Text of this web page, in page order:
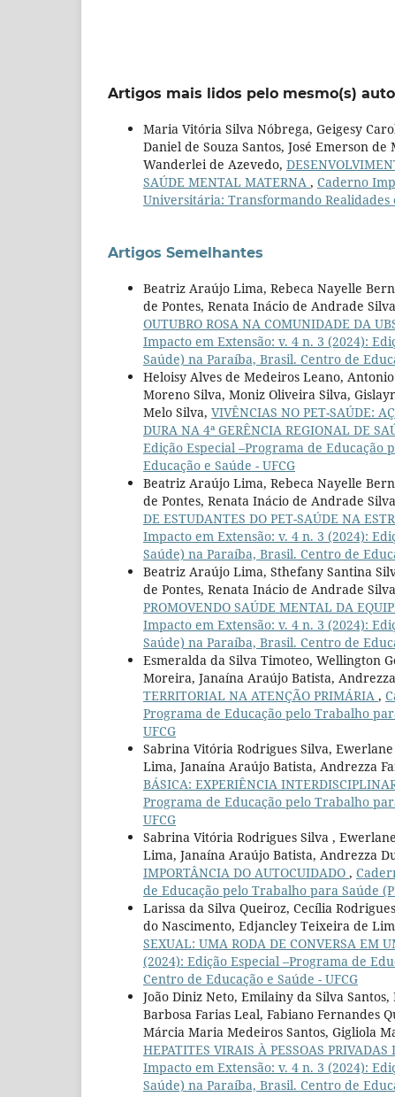
Artigos mais lidos pelo mesmo(s)
Maria Vitória Silva Nóbrega, Geigesy
Daniel de Souza Santos, José Emerson
Wanderlei de Azevedo,
SAÚDE MENTAL MATERNA , Caderno
Universitária: Transformando Realidades
Artigos Semelhantes
Beatriz Araújo Lima, Rebeca Nayelle
de Pontes, Renata Inácio de Andrade
OUTUBRO ROSA NA COMUNIDADE DA
Impacto em Extensão: v. 4 n. 3 (2024):
Saúde) na Paraíba, Brasil. Centro de
Heloisy Alves de Medeiros Leano,
Moreno Silva, Moniz Oliveira Silva,
Melo Silva, VIVÊNCIAS NO PET-SAÚDE:
DURA NA 4ª GERÊNCIA REGIONAL DE
Edição Especial –Programa de Educação
Educação e Saúde - UFCG
Beatriz Araújo Lima, Rebeca Nayelle
de Pontes, Renata Inácio de Andrade
DE ESTUDANTES DO PET-SAÚDE NA
Impacto em Extensão: v. 4 n. 3 (2024):
Saúde) na Paraíba, Brasil. Centro de
Beatriz Araújo Lima, Sthefany Santina
de Pontes, Renata Inácio de Andrade
PROMOVENDO SAÚDE MENTAL DA
Impacto em Extensão: v. 4 n. 3 (2024):
Saúde) na Paraíba, Brasil. Centro de
Esmeralda da Silva Timoteo, Wellington
Moreira, Janaína Araújo Batista,
TERRITORIAL NA ATENÇÃO PRIMÁRIA ,
Programa de Educação pelo Trabalho
UFCG
Sabrina Vitória Rodrigues Silva,
Lima, Janaína Araújo Batista, Andrezza
BÁSICA: EXPERIÊNCIA
Programa de Educação pelo Trabalho
UFCG
Sabrina Vitória Rodrigues Silva ,
Lima, Janaína Araújo Batista, Andrezza
IMPORTÂNCIA DO AUTOCUIDADO ,
de Educação pelo Trabalho para Saúde
Larissa da Silva Queiroz, Cecília
do Nascimento, Edjancley Teixeira de
SEXUAL: UMA RODA DE CONVERSA EM
(2024): Edição Especial –Programa de
Centro de Educação e Saúde - UFCG
João Diniz Neto, Emilainy da Silva
Barbosa Farias Leal, Fabiano Fernandes
Márcia Maria Medeiros Santos, Gigliola
HEPATITES VIRAIS À PESSOAS
Impacto em Extensão: v. 4 n. 3 (2024):
Saúde) na Paraíba, Brasil. Centro de